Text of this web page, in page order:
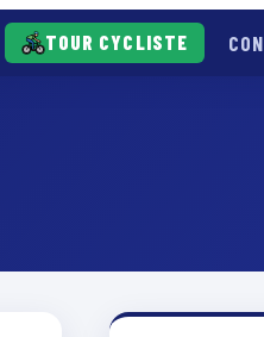
TOUR CYCLISTE